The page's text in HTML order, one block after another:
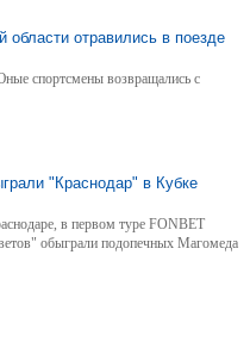
области отравились в поезде
спортсмены возвращались с
"Краснодар" в Кубке
в первом туре FONBET
обыграли подопечных Магомеда